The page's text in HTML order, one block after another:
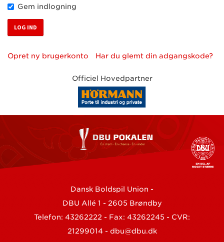
Gem indlogning
Opret ny brugerkonto Har du glemt din adgangskode?
Officiel Hovedpartner
Dansk Boldspil Union -
DBU Allé 1 - 2605 Brøndby
Telefon: 43262222 - Fax: 43262245 - CVR:
21299014 - dbu@dbu.dk